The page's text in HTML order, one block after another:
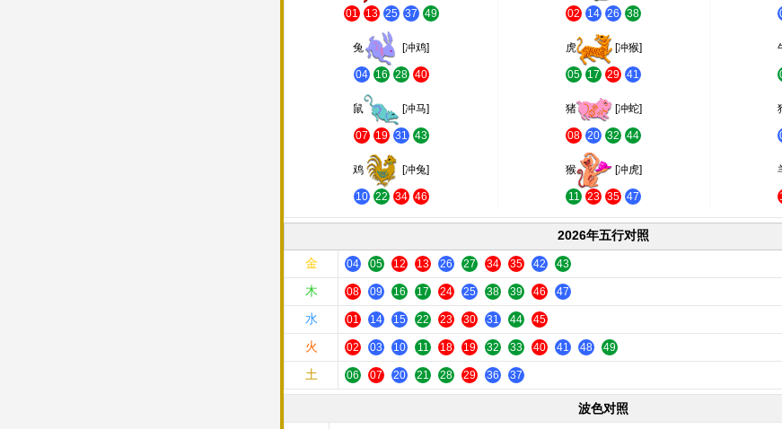
01 13 25 37 49 02 14 26 38
兔 [冲鸡]
04 16 28 40
虎 [冲猴]
05 17 29 41
鼠 [冲马]
07 19 31 43
猪 [冲蛇]
08 20 32 44
鸡 [冲兔]
10 22 34 46
猴 [冲虎]
11 23 35 47
2026年五行对照
金
04 05 12 13 26 27 34 35 42 43
木 08 09 16 17 24 25 38 39 46 47
水 01 14 15 22 23 30 31 44 45
火 02 03 10 11 18 19 32 33 40 41 48 49
土 06 07 20 21 28 29 36 37
波色对照